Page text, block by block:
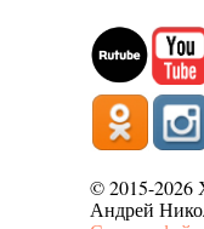
© 2015-2026
Андрей